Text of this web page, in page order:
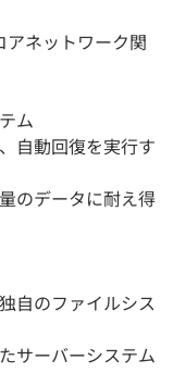
アネットワーク関
ム
自動回復を実行す
のデータに耐え得
自のファイルシス
サーバーシステム